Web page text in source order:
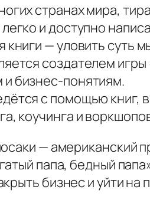
странах мира,
и доступно
книги — уловить суть
создателем
бизнес‑понятиям.
с помощью книг,
коучинга и
— американский
папа, бедный
бизнес и уйти на